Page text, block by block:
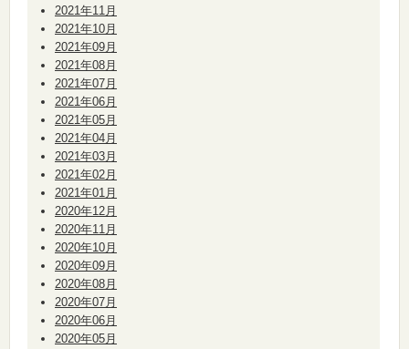
2021年11月
2021年10月
2021年09月
2021年08月
2021年07月
2021年06月
2021年05月
2021年04月
2021年03月
2021年02月
2021年01月
2020年12月
2020年11月
2020年10月
2020年09月
2020年08月
2020年07月
2020年06月
2020年05月